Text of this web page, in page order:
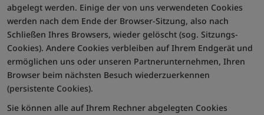
abgelegt werden. Einige der von uns verwendeten Cookies
werden nach dem Ende der Browser-Sitzung, also nach
Schließen Ihres Browsers, wieder gelöscht (sog. Sitzungs-
Cookies). Andere Cookies verbleiben auf Ihrem Endgerät und
ermöglichen uns oder unseren Partnerunternehmen, Ihren
Browser beim nächsten Besuch wiederzuerkennen
(persistente Cookies).
Sie können alle auf Ihrem Rechner abgelegten Cookies